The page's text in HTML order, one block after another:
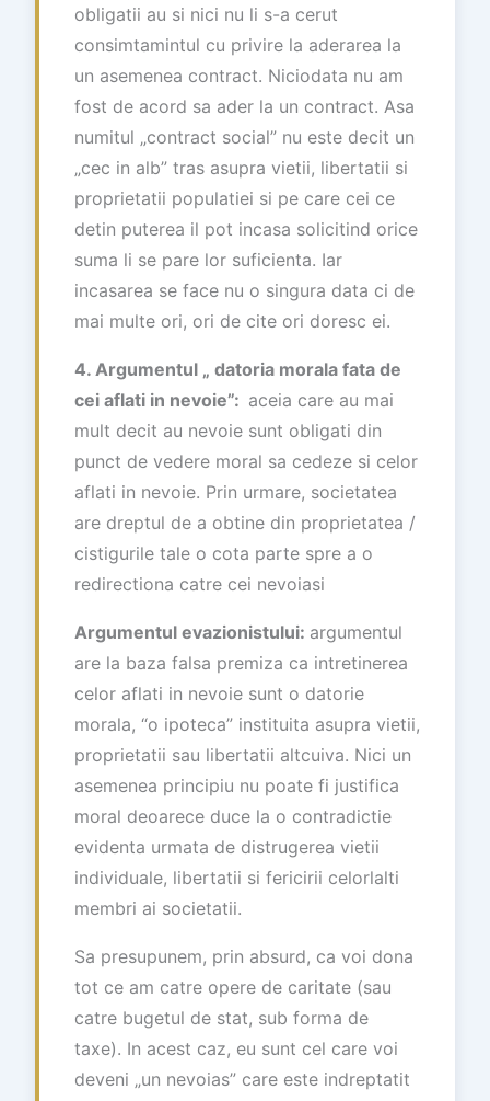
obligatii au si nici nu li s-a cerut
consimtamintul cu privire la aderarea la
un asemenea contract. Niciodata nu am
fost de acord sa ader la un contract. Asa
numitul „contract social” nu este decit un
„cec in alb” tras asupra vietii, libertatii si
proprietatii populatiei si pe care cei ce
detin puterea il pot incasa solicitind orice
suma li se pare lor suficienta. Iar
incasarea se face nu o singura data ci de
mai multe ori, ori de cite ori doresc ei.
4. Argumentul „ datoria morala fata de
cei aflati in nevoie”: aceia care au mai
mult decit au nevoie sunt obligati din
punct de vedere moral sa cedeze si celor
aflati in nevoie. Prin urmare, societatea
are dreptul de a obtine din proprietatea /
cistigurile tale o cota parte spre a o
redirectiona catre cei nevoiasi
Argumentul evazionistului: argumentul
are la baza falsa premiza ca intretinerea
celor aflati in nevoie sunt o datorie
morala, “o ipoteca” instituita asupra vietii,
proprietatii sau libertatii altcuiva. Nici un
asemenea principiu nu poate fi justifica
moral deoarece duce la o contradictie
evidenta urmata de distrugerea vietii
individuale, libertatii si fericirii celorlalti
membri ai societatii.
Sa presupunem, prin absurd, ca voi dona
tot ce am catre opere de caritate (sau
catre bugetul de stat, sub forma de
taxe). In acest caz, eu sunt cel care voi
deveni „un nevoias” care este indreptatit